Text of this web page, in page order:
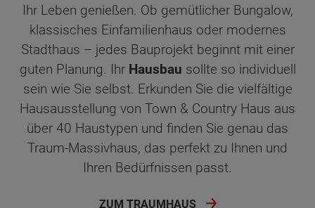
Ihr Leben genießen. Ob gemütlicher Bungalow,
klassisches Einfamilienhaus oder modernes
Stadthaus – jedes Bauprojekt beginnt mit einer
guten Planung. Ihr Hausbau sollte so individuell
sein wie Sie selbst. Erkunden Sie die vielfältige
Hausausstellung von Town & Country Haus aus
über 40 Haustypen und finden Sie genau das
Traum-Massivhaus, das perfekt zu Ihnen und
Ihren Bedürfnissen passt.
ZUM TRAUMHAUS